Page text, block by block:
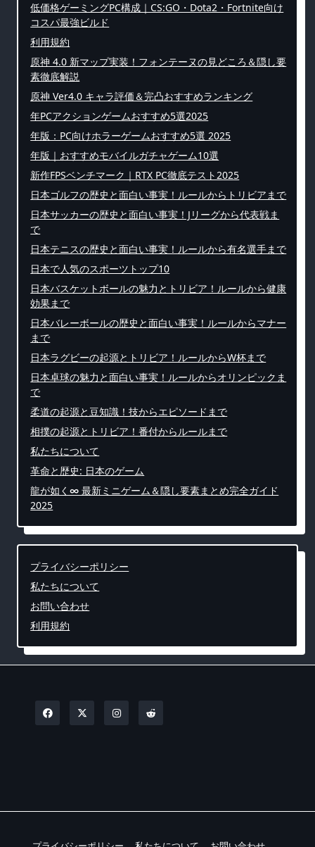
低価格ゲーミングPC構成｜CS:GO・Dota2・Fortnite向け
コスパ最強ビルド
利用規約
原神 4.0 新マップ実装！フォンテーヌの見どころ＆隠し要
素徹底解説
原神 Ver4.0 キャラ評価＆完凸おすすめランキング
年PCアクションゲームおすすめ5選2025
年版：PC向けホラーゲームおすすめ5選 2025
年版｜おすすめモバイルガチャゲーム10選
新作FPSベンチマーク｜RTX PC徹底テスト2025
日本ゴルフの歴史と面白い事実！ルールからトリビアまで
日本サッカーの歴史と面白い事実！Jリーグから代表戦ま
で
日本テニスの歴史と面白い事実！ルールから有名選手まで
日本で人気のスポーツトップ10
日本バスケットボールの魅力とトリビア！ルールから健康
効果まで
日本バレーボールの歴史と面白い事実！ルールからマナー
まで
日本ラグビーの起源とトリビア！ルールからW杯まで
日本卓球の魅力と面白い事実！ルールからオリンピックま
で
柔道の起源と豆知識！技からエピソードまで
相撲の起源とトリビア！番付からルールまで
私たちについて
革命と歴史: 日本のゲーム
龍が如く∞ 最新ミニゲーム＆隠し要素まとめ完全ガイド
2025
プライバシーポリシー
私たちについて
お問い合わせ
利用規約